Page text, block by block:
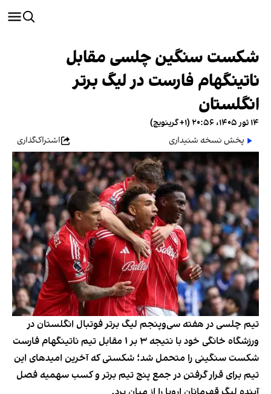
شکست سنگین چلسی مقابل
ناتینگهام فارست در لیگ برتر
انگلستان
۱۴ ثور ۱۴۰۵، ۲۰:۵۶ (‎+۱ گرینویچ)
پخش نسخه شنیداری
اشتراک‌گذاری
تیم چلسی در هفته سی‌وپنجم لیگ برتر فوتبال انگلستان در
ورزشگاه خانگی خود با نتیجه ۳ بر ۱ مقابل تیم ناتینگهام فارست
شکست سنگینی را متحمل شد؛ شکستی که آخرین امیدهای این
تیم برای قرار گرفتن در جمع پنج تیم برتر و کسب سهمیه فصل